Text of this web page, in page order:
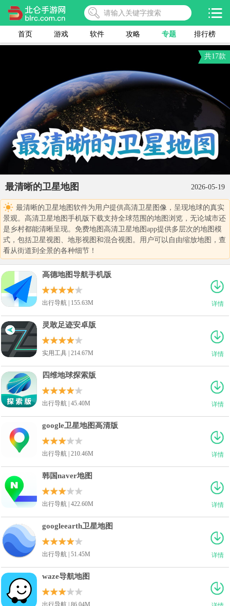
首页 游戏 软件 攻略 专题 排行榜
共17款
最清晰的卫星地图 2026-05-19
最清晰的卫星地图软件为用户提供高清卫星图像，呈现地球的真实
景观。高清卫星地图手机版下载支持全球范围的地图浏览，无论城市还
是乡村都能清晰呈现。免费地图高清卫星地图app提供多层次的地图模
式，包括卫星视图、地形视图和混合视图。用户可以自由缩放地图，查
看从街道到全景的各种细节！
详情
高德地图导航手机版
出行导航 | 155.63M
详情
灵敢足迹安卓版
实用工具 | 214.67M
详情
四维地球探索版
出行导航 | 45.40M
详情
google卫星地图高清版
出行导航 | 210.46M
详情
韩国naver地图
出行导航 | 422.60M
详情
googleearth卫星地图
出行导航 | 51.45M
waze导航地图
出行导航 | 86.04M